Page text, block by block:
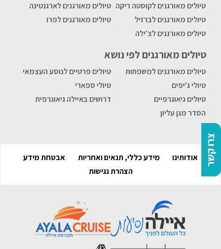
צרו קשר
טיולים מאורגנים לקוסטה ריקה טיולים מאורגנים לארגנטינה
טיולים מאורגנים לברזיל
טיולים מאורגנים לפרו
טיולים מאורגנים לצ'ילה
טיולים מאורגנים לפי נושא
טיולים מאורגנים למשפחות
טיולים פרטיים לנוסע העצמאי
טיולי ג'יפים
טיולי ספארי
טיולים גיאוגרפיים
דרושים באיילה גיאוגרפית
הסדר מגן עליון
אודותינו מידע כללי, תנאים ואחריות
אבטחת מידע
הצהרת נגישות